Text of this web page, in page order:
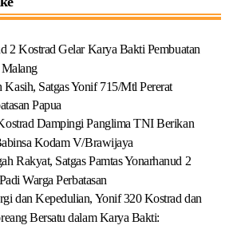
2 Kostrad Gelar Karya Bakti Pembuatan
Malang
Kasih, Satgas Yonif 715/Mtl Pererat
Papua
Dampingi Panglima TNI Berikan
Kodam V/Brawijaya
Rakyat, Satgas Pamtas Yonarhanud 2
Warga Perbatasan
dan Kepedulian, Yonif 320 Kostrad dan
Bersatu dalam Karya Bakti: